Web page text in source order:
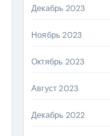
Декабрь 2023
Ноябрь 2023
Октябрь 2023
Август 2023
Декабрь 2022